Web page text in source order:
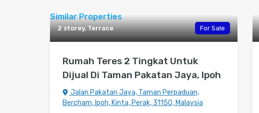
Similar Properties
2 storey, Terrace For Sale
Rumah Teres 2 Tingkat Untuk
Dijual Di Taman Pakatan Jaya, Ipoh
Jalan Pakatan Jaya, Taman Perpaduan,
Bercham, Ipoh, Kinta, Perak, 31150, Malaysia